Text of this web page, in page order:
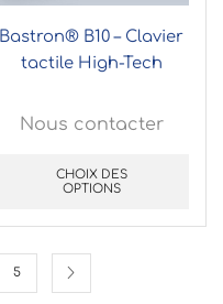
Bastron® B10 – Clavier
tactile High-Tech
Nous contacter
CHOIX DES
OPTIONS
5